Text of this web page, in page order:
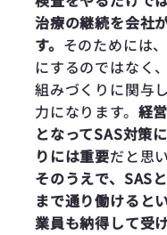
治療の継続を会社
す。 そのためには
にするのではなく
組みづくりに関与
力になります。 経
となってSAS対策
りには重要だと思
そのうえで、SAS
まで通り働けると
業員も納得して受